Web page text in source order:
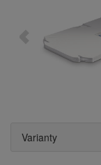
Varianty